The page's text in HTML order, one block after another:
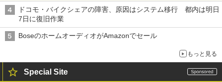
ドコモ・バイクシェアの障害、原因はシステム移行 都内は明日
7日に復旧作業
BoseのホームオーディオがAmazonでセール
もっと見る
Special Site